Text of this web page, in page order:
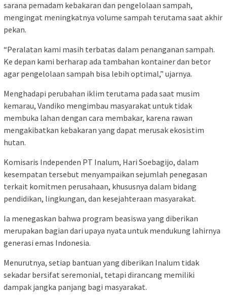
sarana pemadam kebakaran dan pengelolaan sampah,
mengingat meningkatnya volume sampah terutama saat akhir
pekan.
“Peralatan kami masih terbatas dalam penanganan sampah.
Ke depan kami berharap ada tambahan kontainer dan betor
agar pengelolaan sampah bisa lebih optimal,” ujarnya.
Menghadapi perubahan iklim terutama pada saat musim
kemarau, Vandiko mengimbau masyarakat untuk tidak
membuka lahan dengan cara membakar, karena rawan
mengakibatkan kebakaran yang dapat merusak ekosistim
hutan.
Komisaris Independen PT Inalum, Hari Soebagijo, dalam
kesempatan tersebut menyampaikan sejumlah penegasan
terkait komitmen perusahaan, khususnya dalam bidang
pendidikan, lingkungan, dan kesejahteraan masyarakat.
Ia menegaskan bahwa program beasiswa yang diberikan
merupakan bagian dari upaya nyata untuk mendukung lahirnya
generasi emas Indonesia.
Menurutnya, setiap bantuan yang diberikan Inalum tidak
sekadar bersifat seremonial, tetapi dirancang memiliki
dampak jangka panjang bagi masyarakat.